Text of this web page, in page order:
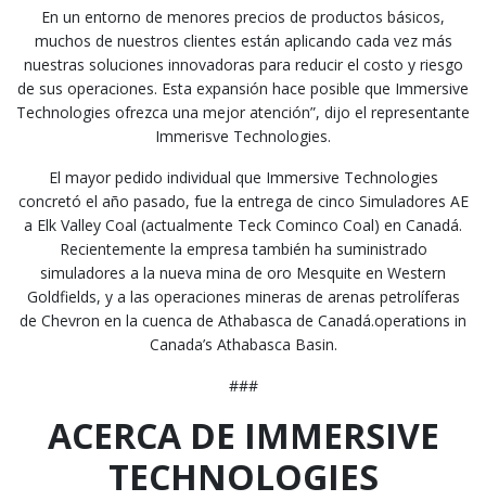
En un entorno de menores precios de productos básicos,
muchos de nuestros clientes están aplicando cada vez más
nuestras soluciones innovadoras para reducir el costo y riesgo
de sus operaciones. Esta expansión hace posible que Immersive
Technologies ofrezca una mejor atención”, dijo el representante
Immerisve Technologies.
El mayor pedido individual que Immersive Technologies
concretó el año pasado, fue la entrega de cinco Simuladores AE
a Elk Valley Coal (actualmente Teck Cominco Coal) en Canadá.
Recientemente la empresa también ha suministrado
simuladores a la nueva mina de oro Mesquite en Western
Goldfields, y a las operaciones mineras de arenas petrolíferas
de Chevron en la cuenca de Athabasca de Canadá.operations in
Canada’s Athabasca Basin.
###
ACERCA DE IMMERSIVE
TECHNOLOGIES